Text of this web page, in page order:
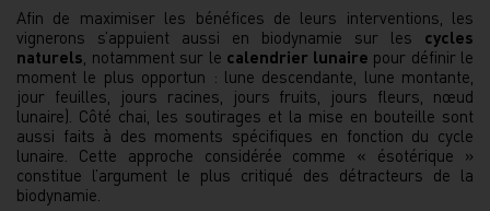
Afin de maximiser les bénéfices de leurs interventions, les
vignerons s’appuient aussi en biodynamie sur les cycles
naturels, notamment sur le calendrier lunaire pour définir le
moment le plus opportun : lune descendante, lune montante,
jour feuilles, jours racines, jours fruits, jours fleurs, nœud
lunaire). Côté chai, les soutirages et la mise en bouteille sont
aussi faits à des moments spécifiques en fonction du cycle
lunaire. Cette approche considérée comme « ésotérique »
constitue l’argument le plus critiqué des détracteurs de la
biodynamie.